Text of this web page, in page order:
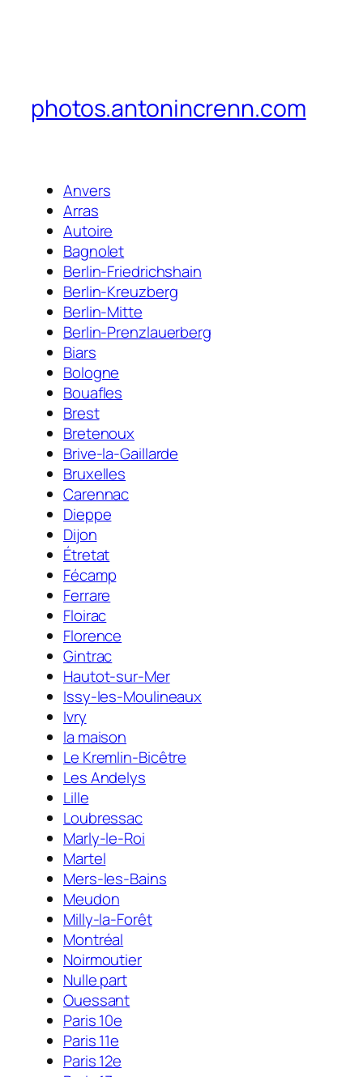
photos.antonincrenn.com
Anvers
Arras
Autoire
Bagnolet
Berlin-Friedrichshain
Berlin-Kreuzberg
Berlin-Mitte
Berlin-Prenzlauerberg
Biars
Bologne
Bouafles
Brest
Bretenoux
Brive-la-Gaillarde
Bruxelles
Carennac
Dieppe
Dijon
Étretat
Fécamp
Ferrare
Floirac
Florence
Gintrac
Hautot-sur-Mer
Issy-les-Moulineaux
Ivry
la maison
Le Kremlin-Bicêtre
Les Andelys
Lille
Loubressac
Marly-le-Roi
Martel
Mers-les-Bains
Meudon
Milly-la-Forêt
Montréal
Noirmoutier
Nulle part
Ouessant
Paris 10e
Paris 11e
Paris 12e